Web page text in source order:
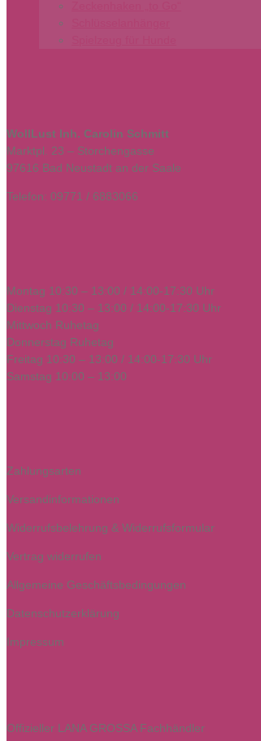
WollLust Inh. Carolin Schmitt
Marktpl. 23 – Storchengasse
97616 Bad Neustadt an der Saale
Telefon: 09771 / 6883066
Montag 10:30 – 13:00 / 14:00-17:30 Uhr
Dienstag 10:30 – 13:00 / 14:00-17:30 Uhr
Mittwoch Ruhetag
Donnerstag Ruhetag
Freitag 10:30 – 13:00 / 14:00-17:30 Uhr
Samstag 10:00 – 13:00
Zahlungsarten
Versandinformationen
Widerrufsbelehrung & Widerrufsformular
Vertrag widerrufen
Allgemeine Geschäftsbedingungen
Datenschutzerklärung
Impressum
Offizieller LANA GROSSA Fachhändler